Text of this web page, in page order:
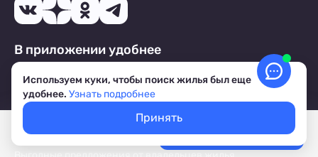
Покажем свободное жилье
Выбрать даты
В приложении удобнее
Подпишись на рассылку от ПриветТур!
Используем куки, чтобы поиск жилья был еще
удобнее. Узнать подробнее
Принять